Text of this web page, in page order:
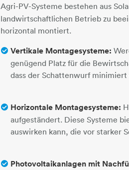
Agri-PV-Systeme bestehen aus
landwirtschaftlichen Betrieb zu
horizontal montiert.
Vertikale Montagesysteme:
genügend Platz für die
dass der Schattenwurf
Horizontale Montagesysteme:
aufgeständert. Diese Systeme
auswirken kann, die vor starker
Photovoltaikanlagen mit